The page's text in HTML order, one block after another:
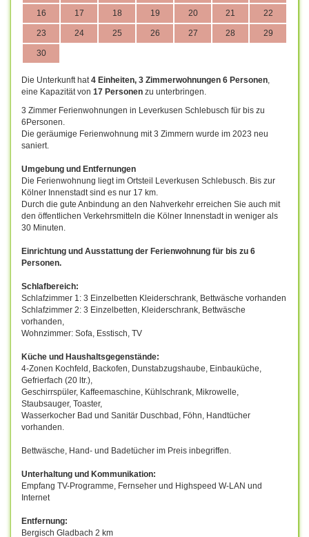
16 17 18 19 20 21 22
23 24 25 26 27 28 29
30
Die Unterkunft hat 4 Einheiten, 3 Zimmerwohnungen 6 Personen
eine Kapazität von 17 Personen zu unterbringen.
3 Zimmer Ferienwohnungen in Leverkusen Schlebusch für bis zu
6Personen.
Die geräumige Ferienwohnung mit 3 Zimmern wurde im 2023 neu
saniert.
Umgebung und Entfernungen
Die Ferienwohnung liegt im Ortsteil Leverkusen Schlebusch. Bis zur
Kölner Innenstadt sind es nur 17 km.
Durch die gute Anbindung an den Nahverkehr erreichen Sie auch mit
den öffentlichen Verkehrsmitteln die Kölner Innenstadt in weniger als
30 Minuten.
Einrichtung und Ausstattung der Ferienwohnung für bis zu 6
Personen.
Schlafbereich:
Schlafzimmer 1: 3 Einzelbetten Kleiderschrank, Bettwäsche vorhanden
Schlafzimmer 2: 3 Einzelbetten, Kleiderschrank, Bettwäsche
vorhanden,
Wohnzimmer: Sofa, Esstisch, TV
Küche und Haushaltsgegenstände:
4-Zonen Kochfeld, Backofen, Dunstabzugshaube, Einbauküche,
Gefrierfach (20 ltr.),
Geschirrspüler, Kaffeemaschine, Kühlschrank, Mikrowelle,
Staubsauger, Toaster,
Wasserkocher Bad und Sanitär Duschbad, Föhn, Handtücher
vorhanden.
Bettwäsche, Hand- und Badetücher im Preis inbegriffen.
Unterhaltung und Kommunikation:
Empfang TV-Programme, Fernseher und Highspeed W-LAN und
Internet
Entfernung:
Bergisch Gladbach 2 km